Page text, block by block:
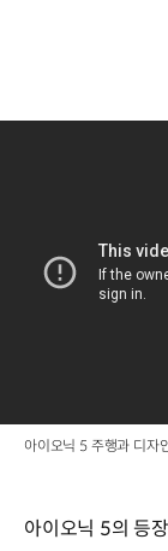
아이오닉 5 주행과 디자
아이오닉 5의 등